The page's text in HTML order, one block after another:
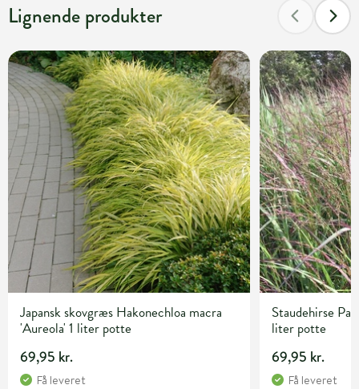
Lignende produkter
Japansk skovgræs Hakonechloa macra
'Aureola' 1 liter potte
69,95 kr.
Få leveret
Staudehirse
liter potte
69,95 kr.
Få leveret